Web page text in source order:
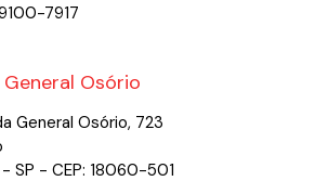
7917
Osório
General Osório, 723
SP - CEP: 18060-501